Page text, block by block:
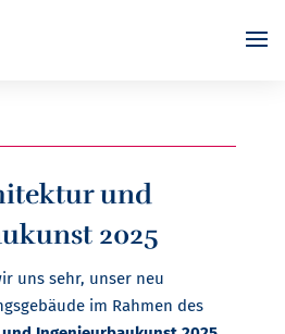
und
2025
uns sehr, unser neu
im Rahmen des